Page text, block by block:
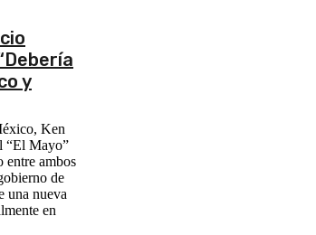
y
Ken
“El Mayo”
entre ambos
de
una nueva
en